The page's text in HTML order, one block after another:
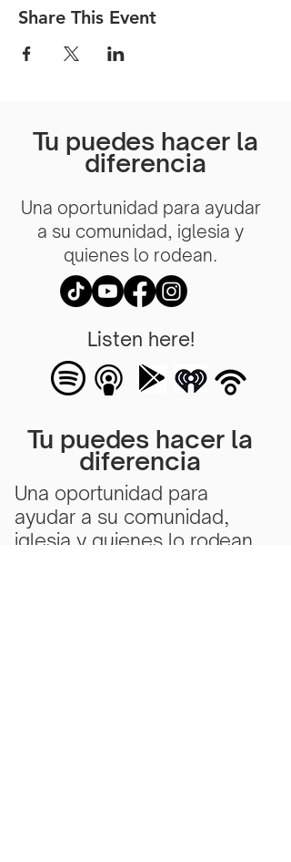
Share This Event
Tu puedes hacer la
diferencia
Una oportunidad para ayudar
a su comunidad, iglesia y
quienes lo rodean.
Listen here!
Tu puedes hacer la
diferencia
Una oportunidad para
ayudar a su comunidad,
iglesia y quienes lo rodean.